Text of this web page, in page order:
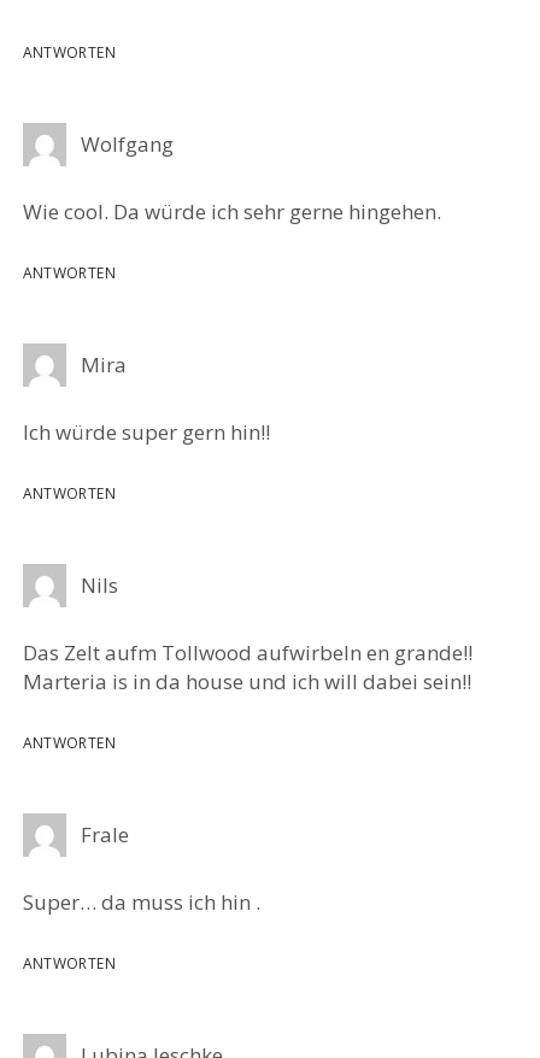
ANTWORTEN
Wolfgang
Wie cool. Da würde ich sehr gerne hingehen.
ANTWORTEN
Mira
Ich würde super gern hin!!
ANTWORTEN
Nils
Das Zelt aufm Tollwood aufwirbeln en grande!!
Marteria is in da house und ich will dabei sein!!
ANTWORTEN
Frale
Super… da muss ich hin .
ANTWORTEN